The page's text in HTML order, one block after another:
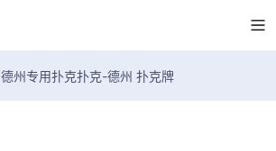
德州专用扑克扑克-德州 扑克牌